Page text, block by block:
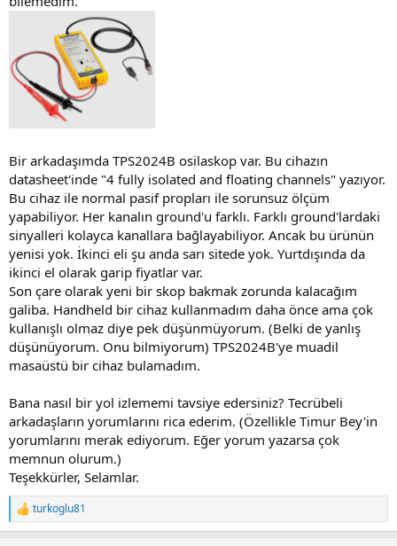
Bir arkadaşımda TPS2024B osilaskop var. Bu cihazın
datasheet'inde "4 fully isolated and floating channels" yazıyor.
Bu cihaz ile normal pasif propları ile sorunsuz ölçüm
yapabiliyor. Her kanalın ground'u farklı. Farklı ground'lardaki
sinyalleri kolayca kanallara bağlayabiliyor. Ancak bu ürünün
yenisi yok. İkinci eli şu anda sarı sitede yok. Yurtdışında da
ikinci el olarak garip fiyatlar var.
Son çare olarak yeni bir skop bakmak zorunda kalacağım
galiba. Handheld bir cihaz kullanmadım daha önce ama çok
kullanışlı olmaz diye pek düşünmüyorum. (Belki de yanlış
düşünüyorum. Onu bilmiyorum) TPS2024B'ye muadil
masaüstü bir cihaz bulamadım.
Bana nasıl bir yol izlememi tavsiye edersiniz? Tecrübeli
arkadaşların yorumlarını rica ederim. (Özellikle Timur Bey'in
yorumlarını merak ediyorum. Eğer yorum yazarsa çok
memnun olurum.)
Teşekkürler, Selamlar.
R
e
turkoglu81